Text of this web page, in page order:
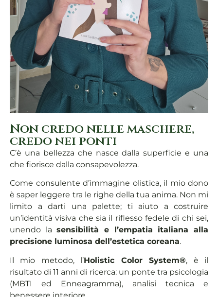
Non credo nelle maschere,
credo nei ponti
C’è una bellezza che nasce dalla superficie e una
che fiorisce dalla consapevolezza.
Come consulente d’immagine olistica, il mio dono
è saper leggere tra le righe della tua anima. Non mi
limito a darti una palette; ti aiuto a costruire
un’identità visiva che sia il riflesso fedele di chi sei,
unendo lasensibilità e l’empatia italianaalla
precisione luminosa dell’estetica coreana.
Il mio metodo, l’Holistic Color System®, è il
risultato di 11 anni di ricerca: un ponte tra psicologia
(MBTI ed Enneagramma), analisi tecnica e
benessere interiore.